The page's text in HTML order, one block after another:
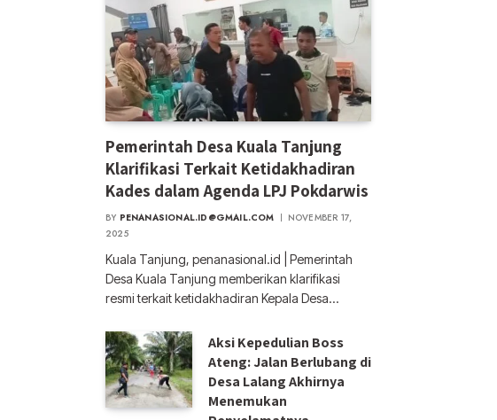
Pemerintah Desa Kuala Tanjung
Klarifikasi Terkait Ketidakhadiran
Kades dalam Agenda LPJ Pokdarwis
BY PENANASIONAL.ID@GMAIL.COM
NOVEMBER 17,
2025
Kuala Tanjung, penanasional.id | Pemerintah
Desa Kuala Tanjung memberikan klarifikasi
resmi terkait ketidakhadiran Kepala Desa…
Aksi Kepedulian Boss
Ateng: Jalan Berlubang di
Desa Lalang Akhirnya
Menemukan